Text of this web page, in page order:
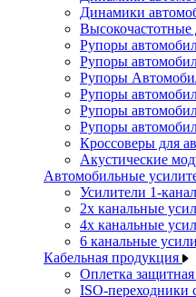
Динамики
Высокочастотные
Рупоры
Рупоры
Рупоры
Рупоры
Рупоры
Рупоры
Кроссоверы для
Акустические
Автомобильные
Усилители 1-
2х канальные
4х канальные
6 канальные
Кабельная продукция
Оплетка
ISO-переходники